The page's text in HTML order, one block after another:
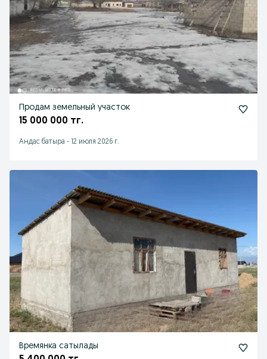
Продам земельный участок
15 000 000 тг.
Андас батыра - 12 июля 2026 г.
Времянка сатылады